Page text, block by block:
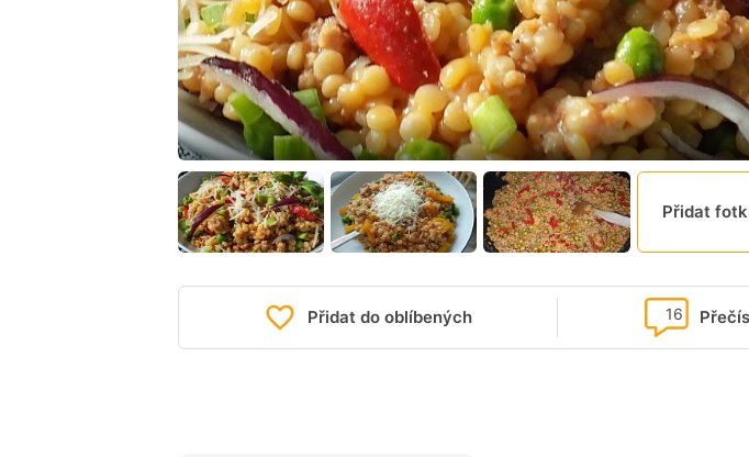
Přidat
Přidat do oblíbených 16